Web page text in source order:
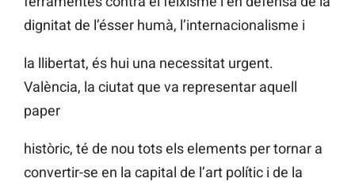
dignitat de l’ésser humà, l’internacionalisme i
la llibertat, és hui una necessitat urgent.
València, la ciutat que va representar aquell
paper
històric, té de nou tots els elements per tornar a
convertir-se en la capital de l’art polític i de la